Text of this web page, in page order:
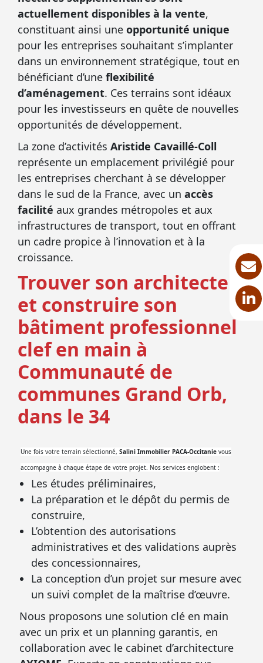
actuellement disponibles à la vente,
constituant ainsi une opportunité unique
pour les entreprises souhaitant s’implanter
dans un environnement stratégique, tout en
bénéficiant d’une flexibilité
d’aménagement. Ces terrains sont idéaux
pour les investisseurs en quête de nouvelles
opportunités de développement.
La zone d’activités Aristide Cavaillé-Coll
représente un emplacement privilégié pour
les entreprises cherchant à se développer
dans le sud de la France, avec un accès
facilité aux grandes métropoles et aux
infrastructures de transport, tout en offrant
un cadre propice à l’innovation et à la
croissance.
Trouver son architecte
et construire son
bâtiment professionnel
clef en main à
Communauté de
communes Grand Orb,
dans le 34
Une fois votre terrain sélectionné, Salini Immobilier PACA-Occitanie vous
accompagne à chaque étape de votre projet. Nos services englobent :
Les études préliminaires,
La préparation et le dépôt du permis de
construire,
L’obtention des autorisations
administratives et des validations auprès
des concessionnaires,
La conception d’un projet sur mesure avec
un suivi complet de la maîtrise d’œuvre.
Nous proposons une solution clé en main
avec un prix et un planning garantis, en
collaboration avec le cabinet d’architecture